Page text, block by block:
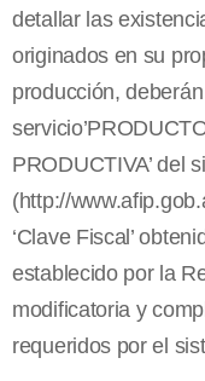
detallar las
originados en su
producción,
PRODUCTIVA’ del
(http://
‘Clave Fiscal’
establecido por la
modificatoria y
requeridos por el